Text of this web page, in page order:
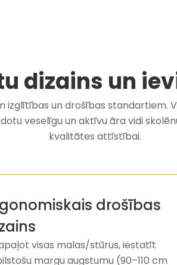
dizains un
izglītības un drošības standartiem.
veselīgu un aktīvu āra vidi
kvalitātes attīstībai.
drošības
visas malas/stūrus, iestatīt
margu augstumu (90–110 cm